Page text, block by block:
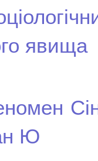
явища
Ю